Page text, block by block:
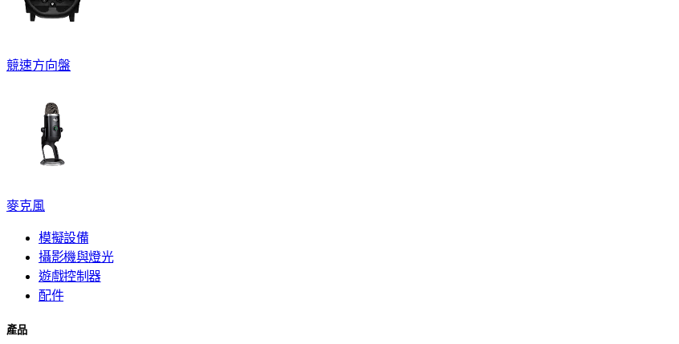
競速方向盤
麥克風
模擬設備
攝影機與燈光
遊戲控制器
配件
產品